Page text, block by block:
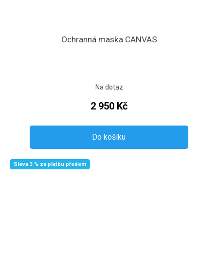
Ochranná maska CANVAS
Na dotaz
2 950 Kč
Do košíku
Sleva 3 % za platbu předem